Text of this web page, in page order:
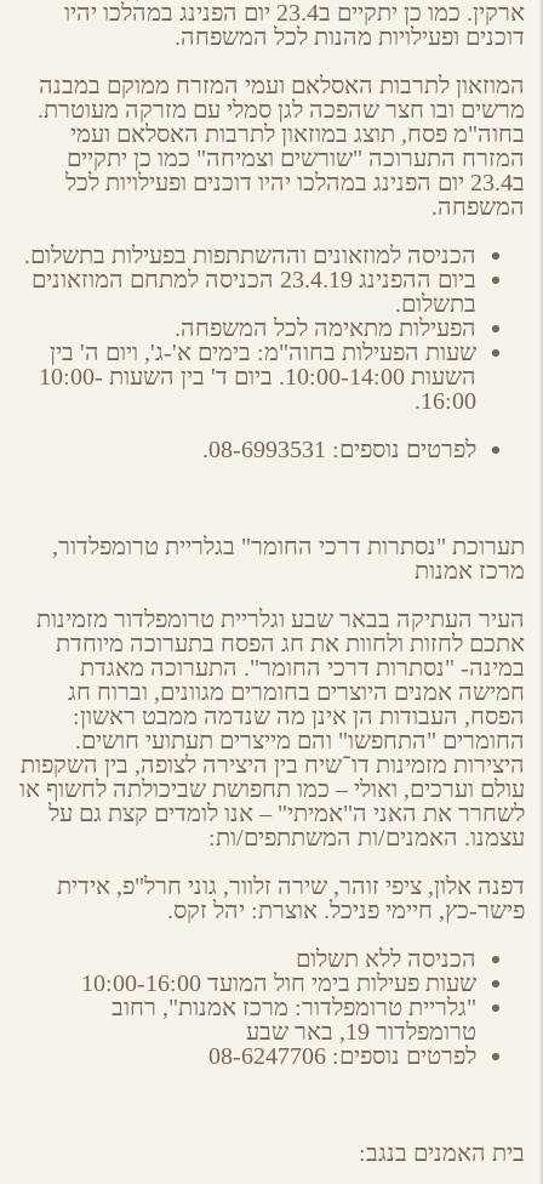
ארקין. כמו כן יתקיים ב23.4 יום הפנינג במהלכו יהיו
דוכנים ופעילויות מהנות לכל המשפחה.
המוזאון לתרבות האסלאם ועמי המזרח ממוקם במבנה
מרשים ובו חצר שהפכה לגן סמלי עם מזרקה מעוטרת.
בחוה"מ פסח, תוצג במוזאון לתרבות האסלאם ועמי
המזרח התערוכה "שורשים וצמיחה" כמו כן יתקיים
ב23.4 יום הפנינג במהלכו יהיו דוכנים ופעילויות לכל
המשפחה.
הכניסה למוזאונים וההשתתפות בפעילות בתשלום.
ביום ההפנינג 23.4.19 הכניסה למתחם המוזאונים
בתשלום.
הפעילות מתאימה לכל המשפחה.
שעות הפעילות בחוה"מ: בימים א'-ג', ויום ה' בין
השעות 10:00-14:00. ביום ד' בין השעות 10:00-
16:00.
לפרטים נוספים: 08-6993531.
תערוכת "נסתרות דרכי החומר" בגלריית טרומפלדור,
מרכז אמנות
העיר העתיקה בבאר שבע וגלריית טרומפלדור מזמינות
אתכם לחזות ולחוות את חג הפסח בתערוכה מיוחדת
במינה- "נסתרות דרכי החומר". התערוכה מאגדת
חמישה אמנים היוצרים בחומרים מגוונים, וברוח חג
הפסח, העבודות הן אינן מה שנדמה ממבט ראשון:
החומרים "התחפשו" והם מייצרים תעתועי חושים.
היצירות מזמינות דו־שיח בין היצירה לצופה, בין השקפות
עולם וערכים, ואולי – כמו תחפושת שביכולתה לחשוף או
לשחרר את האני ה"אמיתי" – אנו לומדים קצת גם על
עצמנו. האמנים/ות המשתתפים/ות:
דפנה אלון, ציפי זוהר, שירה זלוור, גוני חרל"פ, אידית
פישר-כץ, חיימי פניכל. אוצרת: יהל זקס.
הכניסה ללא תשלום
שעות פעילות בימי חול המועד 10:00-16:00
"גלריית טרומפלדור: מרכז אמנות", רחוב
טרומפלדור 19, באר שבע
לפרטים נוספים: 08-6247706
בית האמנים בנגב: